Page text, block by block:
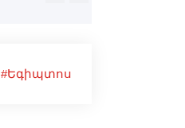
#Եգիպտոս